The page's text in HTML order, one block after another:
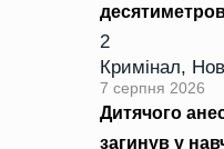
2
Кримінал,
7 серпня 2026
Дитячого
загинув у